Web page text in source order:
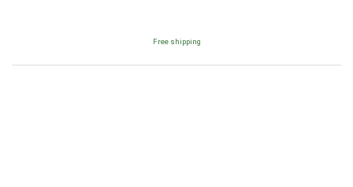
Free shipping